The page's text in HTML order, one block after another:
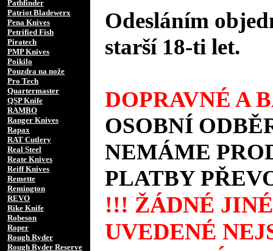
Pathfinder
Patriot Bladewerx
Pena Knives
Petrified Fish
Piratech
PMP Knives
Poikilo
Pouzdra na nože
Pro Tech
Quartermaster
QSP Knife
RAMBO
Ranger Knives
Rapax
RAT Cutlery
Real Steel
Reate Knives
Reiff Knives
Remette
Remington
REVO
Rike Knife
Robeson
Roper
Rough Ryder
Rough Ryder Reserve
Odesláním
starší 18-ti let.
DOPRAVNÉ A
OSOBNÍ
NEMÁME
PLATBY
!!! ŽÁDNÉ
UVEDENÉ